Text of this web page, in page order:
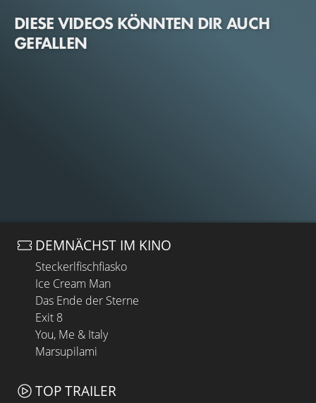
DIESE VIDEOS KÖNNTEN DIR AUCH
GEFALLEN
DEMNÄCHST IM KINO
Steckerlfischfiasko
Ice Cream Man
Das Ende der Sterne
Exit 8
You, Me & Italy
Marsupilami
TOP TRAILER